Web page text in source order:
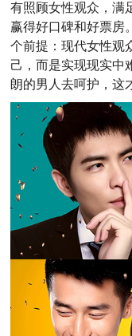
有照顾女性观众，满
赢得好口碑和好票房
个前提：现代女性观
己，而是实现现实中
朗的男人去呵护，这